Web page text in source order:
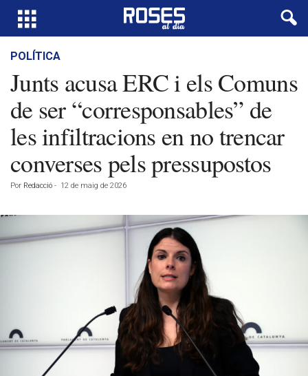
POLÍTICA
Junts acusa ERC i els Comuns
de ser “corresponsables” de
les infiltracions en no trencar
converses pels pressupostos
Por Redacció - 12 de maig de 2026